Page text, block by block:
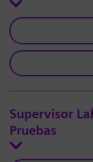
Supervisor
Pruebas